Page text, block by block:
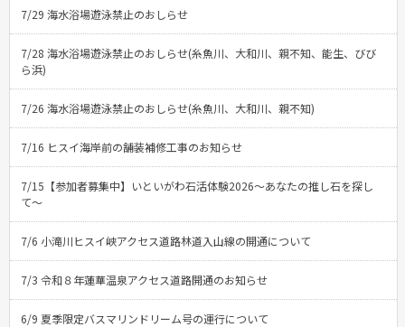
7/29 海水浴場遊泳禁止のおしらせ
7/28 海水浴場遊泳禁止のおしらせ(糸魚川、大和川、親不知、能生、びび
ら浜)
7/26 海水浴場遊泳禁止のおしらせ(糸魚川、大和川、親不知)
7/16 ヒスイ海岸前の舗装補修工事のお知らせ
7/15【参加者募集中】いといがわ石活体験2026〜あなたの推し石を探し
て〜
7/6 小滝川ヒスイ峡アクセス道路林道入山線の開通について
7/3 令和８年蓮華温泉アクセス道路開通のお知らせ
6/9 夏季限定バスマリンドリーム号の運行について